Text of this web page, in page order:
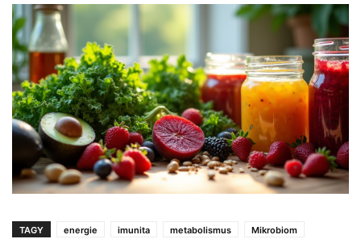
TAGY energie imunita metabolismus
Mikrobiom